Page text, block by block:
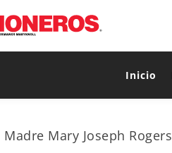
Inicio
Madre Mary Joseph Rogers